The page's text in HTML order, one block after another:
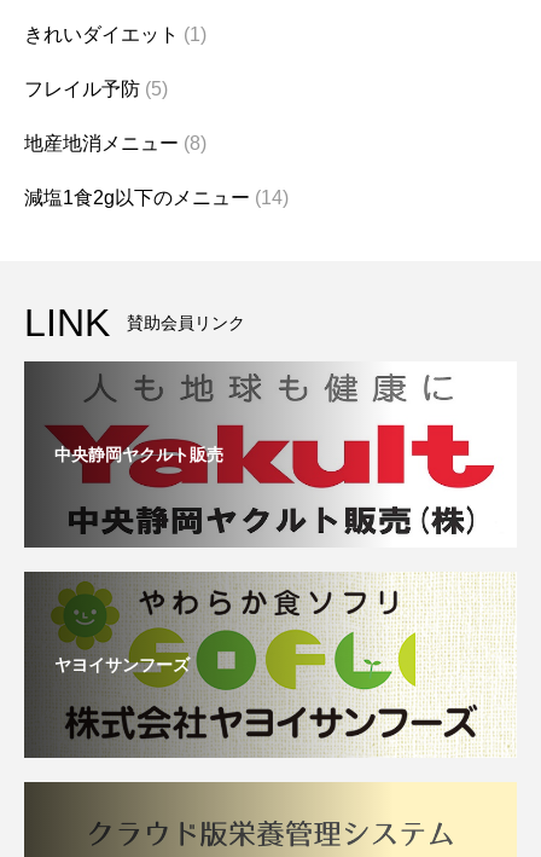
きれいダイエット (1)
フレイル予防 (5)
地産地消メニュー (8)
減塩1食2g以下のメニュー (14)
LINK 賛助会員リンク
中央静岡ヤクルト販売
ヤヨイサンフーズ